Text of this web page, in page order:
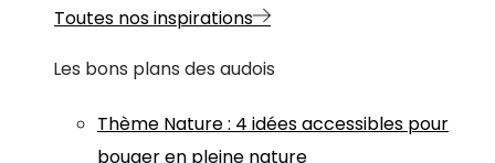
Toutes nos inspirations
Les bons plans des audois
Thème Nature: 4 idées accessibles pour
bouger en pleine nature